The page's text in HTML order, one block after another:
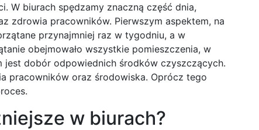
W biurach spędzamy znaczną część dnia,
zdrowia pracowników. Pierwszym aspektem, na
przynajmniej raz w tygodniu, a w
obejmowało wszystkie pomieszczenia, w
jest dobór odpowiednich środków czyszczących.
pracowników oraz środowiska. Oprócz tego
w biurach?